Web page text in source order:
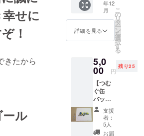
せに
！
きたから
ル
する。統一
できた都道
府県は
youtube で公
開中。2015
年から【天
歌布武 信
長】と
改名。現
や姫の
缶バッ
ジ提供
しま
す。 デ
田承子
・数
量：３
点 ・サ
イズ：
約３cm
年12
月
詳細を見る
こ
の
リ
タ
ー
ン
を
選
択
す
る
5,0
00 円
残り25
【つむ
ぐ缶
バッジ×
ハンド
タオ
ル】 ■
芸術祭
支援
者：
5人
お届